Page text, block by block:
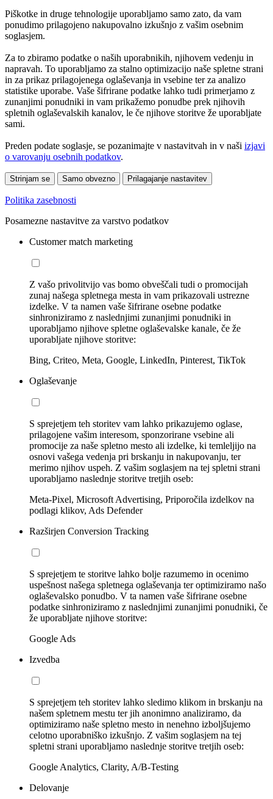
Piškotke in druge tehnologije uporabljamo samo zato, da vam
ponudimo prilagojeno nakupovalno izkušnjo z vašim osebnim
soglasjem.
Za to zbiramo podatke o naših uporabnikih, njihovem vedenju in
napravah. To uporabljamo za stalno optimizacijo naše spletne strani
in za prikaz prilagojenega oglaševanja in vsebine ter za analizo
statistike uporabe. Vaše šifrirane podatke lahko tudi primerjamo z
zunanjimi ponudniki in vam prikažemo ponudbe prek njihovih
spletnih oglaševalskih kanalov, le če njihove storitve že uporabljate
sami.
Preden podate soglasje, se pozanimajte v nastavitvah in v naši izjavi
o varovanju osebnih podatkov.
Strinjam se Samo obvezno Prilagajanje nastavitev
Politika zasebnosti
Posamezne nastavitve za varstvo podatkov
Customer match marketing
Z vašo privolitvijo vas bomo obveščali tudi o promocijah
zunaj našega spletnega mesta in vam prikazovali ustrezne
izdelke. V ta namen vaše šifrirane osebne podatke
sinhroniziramo z naslednjimi zunanjimi ponudniki in
uporabljamo njihove spletne oglaševalske kanale, če že
uporabljate njihove storitve:
Bing, Criteo, Meta, Google, LinkedIn, Pinterest, TikTok
Oglaševanje
S sprejetjem teh storitev vam lahko prikazujemo oglase,
prilagojene vašim interesom, sponzorirane vsebine ali
promocije za naše spletno mesto ali izdelke, ki temleljijo na
osnovi vašega vedenja pri brskanju in nakupovanju, ter
merimo njihov uspeh. Z vašim soglasjem na tej spletni strani
uporabljamo naslednje storitve tretjih oseb:
Meta-Pixel, Microsoft Advertising, Priporočila izdelkov na
podlagi klikov, Ads Defender
Razširjen Conversion Tracking
S sprejetjem te storitve lahko bolje razumemo in ocenimo
uspešnost našega spletnega oglaševanja ter optimiziramo našo
oglaševalsko ponudbo. V ta namen vaše šifrirane osebne
podatke sinhroniziramo z naslednjimi zunanjimi ponudniki, če
že uporabljate njihove storitve:
Google Ads
Izvedba
S sprejetjem teh storitev lahko sledimo klikom in brskanju na
našem spletnem mestu ter jih anonimno analiziramo, da
optimiziramo naše spletno mesto in nenehno izboljšujemo
celotno uporabniško izkušnjo. Z vašim soglasjem na tej
spletni strani uporabljamo naslednje storitve tretjih oseb:
Google Analytics, Clarity, A/B-Testing
Delovanje